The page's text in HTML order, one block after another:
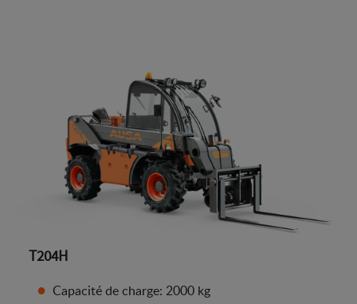
T204H
Capacité de charge: 2000 kg